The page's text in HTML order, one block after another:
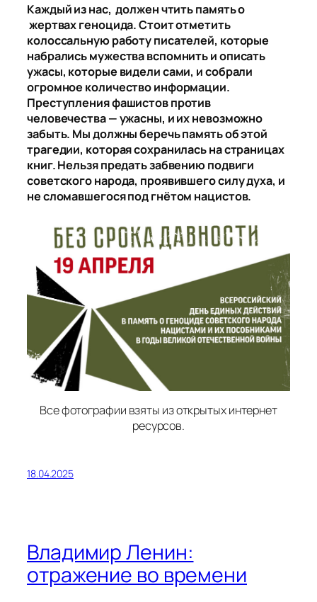
Каждый из нас, должен чтить память о
жертвах геноцида. Стоит отметить
колоссальную работу писателей, которые
набрались мужества вспомнить и описать
ужасы, которые видели сами, и собрали
огромное количество информации.
Преступления фашистов против
человечества — ужасны, и их невозможно
забыть. Мы должны беречь память об этой
трагедии, которая сохранилась на страницах
книг. Нельзя предать забвению подвиги
советского народа, проявившего силу духа, и
не сломавшегося под гнётом нацистов.
Все фотографии взяты из открытых интернет
ресурсов.
18.04.2025
Владимир Ленин:
отражение во времени